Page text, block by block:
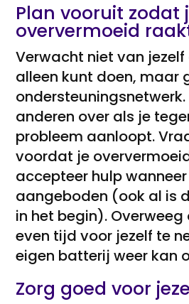
Plan vooruit zodat
oververmoeid
Verwacht niet van
alleen kunt doen, maar
anderen over als je
probleem aanloopt.
voordat je
accepteer hulp
aangeboden (ook al is
in het begin).
even tijd voor jezelf te
eigen batterij weer kan
Zorg goed voor